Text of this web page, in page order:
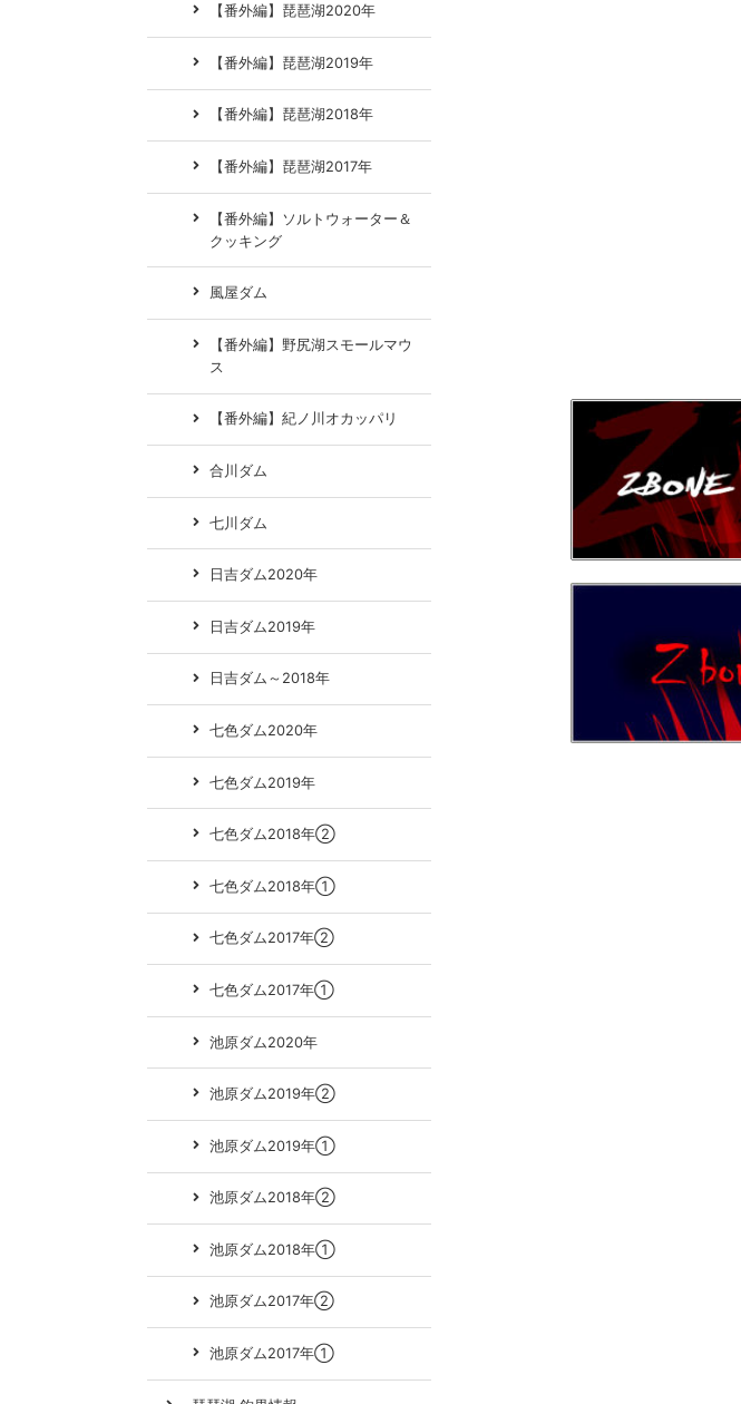
【番外編】琵琶湖2020年
【番外編】琵琶湖2019年
【番外編】琵琶湖2018年
【番外編】琵琶湖2017年
【番外編】ソルトウォーター＆
クッキング
風屋ダム
【番外編】野尻湖スモールマウ
ス
【番外編】紀ノ川オカッパリ
合川ダム
七川ダム
日吉ダム2020年
日吉ダム2019年
日吉ダム～2018年
七色ダム2020年
七色ダム2019年
七色ダム2018年②
七色ダム2018年①
七色ダム2017年②
七色ダム2017年①
池原ダム2020年
池原ダム2019年②
池原ダム2019年①
池原ダム2018年②
池原ダム2018年①
池原ダム2017年②
池原ダム2017年①